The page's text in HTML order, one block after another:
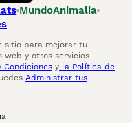
MundoAnimalia
sitio para mejorar tu
web y otros servicios
Condiciones y la Política de
Administrar tus